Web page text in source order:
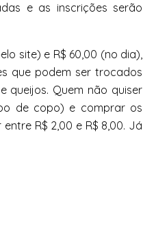
e as inscrições serão
site) e R$ 60,00 (no dia),
que podem ser trocados
queijos. Quem não quiser
de copo) e comprar os
R$ 2,00 e R$ 8,00. Já